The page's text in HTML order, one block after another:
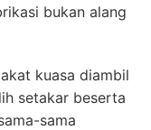
bukan alang
kuasa diambil
setakar beserta
sama